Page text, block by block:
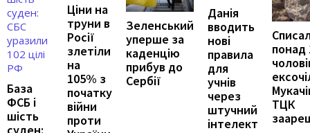
База
ФСБ і
шість
Ціни на
труни в
Росії
злетіли
на
105% з
початку
війни
проти
Зеленський
уперше за
каденцію
прибув до
Сербії
Данія
вводить
нові
правила
для
учнів
через
штучний
інтелект
понад
ТЦК